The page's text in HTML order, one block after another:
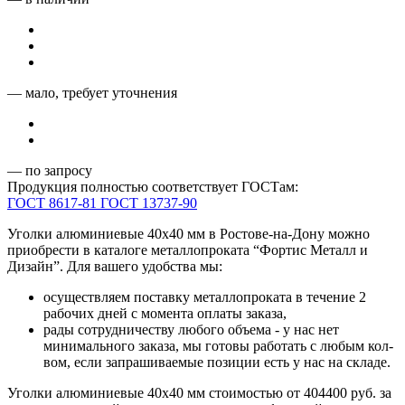
— мало, требует уточнения
— по запросу
Продукция полностью соответствует ГОСТам:
ГОСТ 8617-81 ГОСТ 13737-90
Уголки алюминиевые 40x40 мм в Ростове-на-Дону можно
приобрести в каталоге металлопроката “Фортис Металл и
Дизайн”. Для вашего удобства мы:
осуществляем поставку металлопроката в течение 2
рабочих дней с момента оплаты заказа,
рады сотрудничеству любого объема - у нас нет
минимального заказа, мы готовы работать с любым кол-
вом, если запрашиваемые позиции есть у нас на складе.
Уголки алюминиевые 40x40 мм стоимостью от 404400 руб. за